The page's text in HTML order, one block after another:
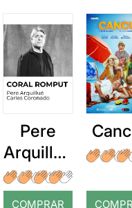
Pere
Arquillué
: Coral
romput
COMPRAR